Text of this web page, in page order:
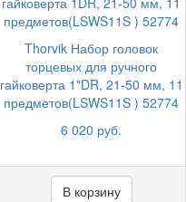
Thorvik Набор головок
торцевых для ручного
гайковерта 1"DR, 21-50 мм, 11
предметов(LSWS11S ) 52774
6 020 руб.
В корзину